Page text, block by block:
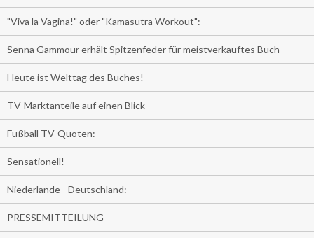
"Viva la Vagina!" oder "Kamasutra Workout":
Senna Gammour erhält Spitzenfeder für meistverkauftes Buch
Heute ist Welttag des Buches!
TV-Marktanteile auf einen Blick
Fußball TV-Quoten:
Sensationell!
Niederlande - Deutschland:
PRESSEMITTEILUNG